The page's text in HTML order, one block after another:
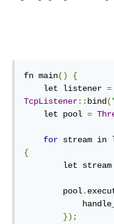
fn main()
{
    let listener
=
TcpListener:: bind (
    let pool
=
for stream in
{
        let stream
        pool
.
});